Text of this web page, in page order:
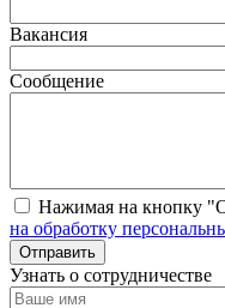
Вакансия
Сообщение
Нажимая на кнопку
на обработку
Узнать о сотрудничестве